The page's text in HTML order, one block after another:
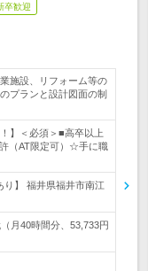
卒歓迎
施設、リフォーム等の
プランと設計図面の制
】＜必須＞■高卒以上
（AT限定可）☆手に職
り】 福井県福井市南江
月40時間分、53,733円